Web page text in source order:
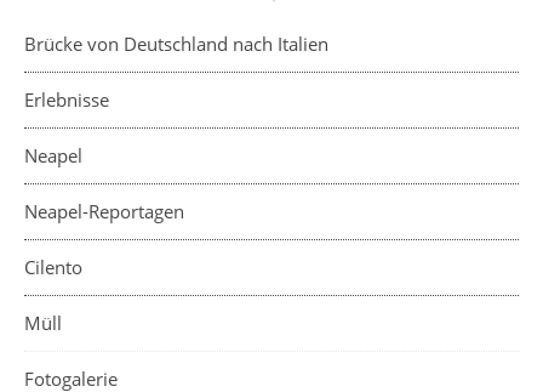
Brücke von Deutschland nach Italien
Erlebnisse
Neapel
Neapel-Reportagen
Cilento
Müll
Fotogalerie